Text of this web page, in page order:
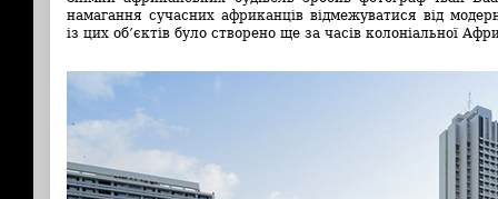
намагання сучасних африканців відмежуватися від
із цих об’єктів було створено ще за часів колоніальної